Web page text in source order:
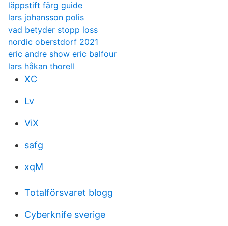
läppstift färg guide
lars johansson polis
vad betyder stopp loss
nordic oberstdorf 2021
eric andre show eric balfour
lars håkan thorell
XC
Lv
ViX
safg
xqM
Totalförsvaret blogg
Cyberknife sverige